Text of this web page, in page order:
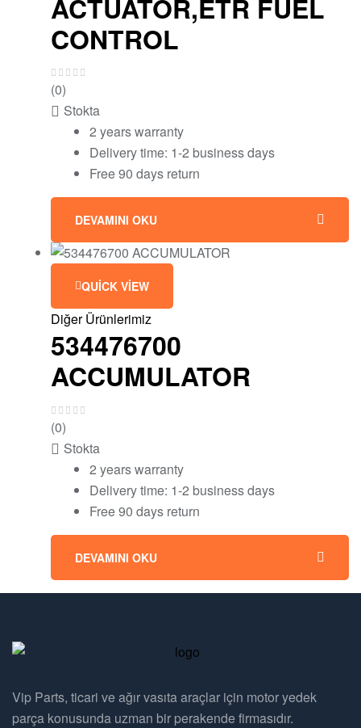
ACTUATOR,ETR FUEL
CONTROL
(0)
Stokta
2 years warranty
Delivery time: 1-2 business days
Free 90 days return
DEVAMINI OKU
QUICK VIEW
Diğer Ürünlerimiz
534476700
ACCUMULATOR
(0)
Stokta
2 years warranty
Delivery time: 1-2 business days
Free 90 days return
DEVAMINI OKU
Vip Parts, ticari ve ağır vasıta araçlar için motor yedek
parça konusunda uzman bir perakende firmasıdır.